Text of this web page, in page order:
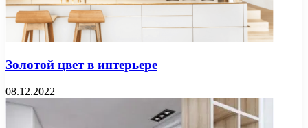
Золотой цвет в интерьере
08.12.2022